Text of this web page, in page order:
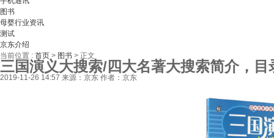
图书
母婴行业资讯
测试
京东介绍
当前位置 : 首页 > 图书 > 正文
三国演义大搜索/四大名著大搜索简介，目
2019-11-26 14:57 来源：京东 作者：京东